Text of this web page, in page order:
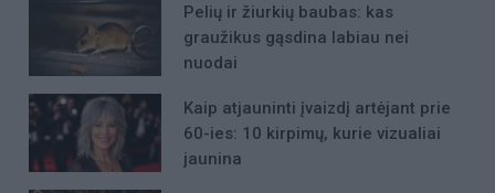
Pelių ir žiurkių baubas: kas
graužikus gąsdina labiau nei
nuodai
Kaip atjauninti įvaizdį artėjant prie
60-ies: 10 kirpimų, kurie vizualiai
jaunina